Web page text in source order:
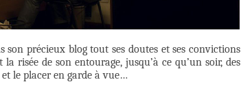
précieux blog tout ses doutes et ses convictions
risée de son entourage, jusqu’à ce qu’un soir, des
le placer en garde à vue…